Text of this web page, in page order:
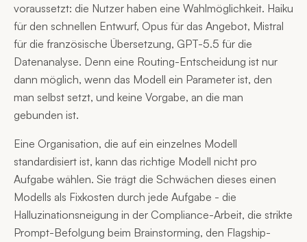
voraussetzt: die Nutzer haben eine Wahlmöglichkeit. Haiku
für den schnellen Entwurf, Opus für das Angebot, Mistral
für die französische Übersetzung, GPT-5.5 für die
Datenanalyse. Denn eine Routing-Entscheidung ist nur
dann möglich, wenn das Modell ein Parameter ist, den
man selbst setzt, und keine Vorgabe, an die man
gebunden ist.
Eine Organisation, die auf ein einzelnes Modell
standardisiert ist, kann das richtige Modell nicht pro
Aufgabe wählen. Sie trägt die Schwächen dieses einen
Modells als Fixkosten durch jede Aufgabe - die
Halluzinationsneigung in der Compliance-Arbeit, die strikte
Prompt-Befolgung beim Brainstorming, den Flagship-